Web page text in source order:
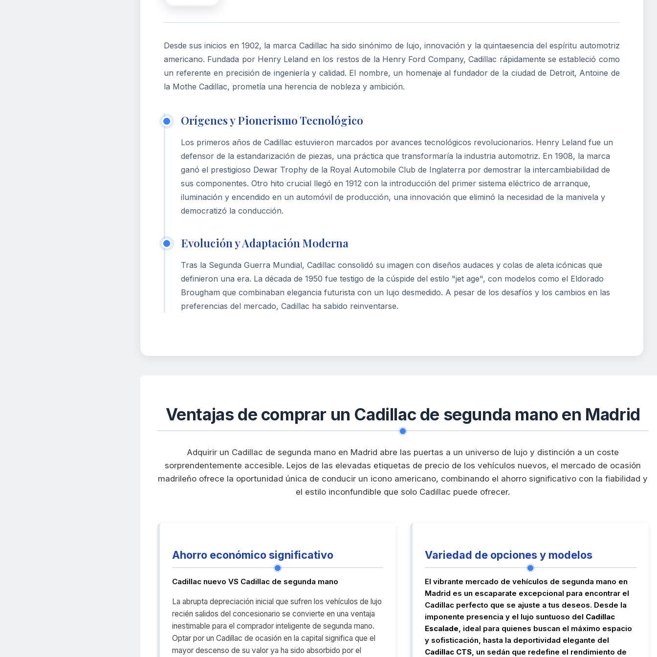
Desde sus inicios en 1902, la marca Cadillac ha sido sinónimo de lujo, innovación y la quintaesencia del espíritu automotriz
americano. Fundada por Henry Leland en los restos de la Henry Ford Company, Cadillac rápidamente se estableció como
un referente en precisión de ingeniería y calidad. El nombre, un homenaje al fundador de la ciudad de Detroit, Antoine de
la Mothe Cadillac, prometía una herencia de nobleza y ambición.
Orígenes y Pionerismo Tecnológico
Los primeros años de Cadillac estuvieron marcados por avances tecnológicos revolucionarios. Henry Leland fue un
defensor de la estandarización de piezas, una práctica que transformaría la industria automotriz. En 1908, la marca
ganó el prestigioso Dewar Trophy de la Royal Automobile Club de Inglaterra por demostrar la intercambiabilidad de
sus componentes. Otro hito crucial llegó en 1912 con la introducción del primer sistema eléctrico de arranque,
iluminación y encendido en un automóvil de producción, una innovación que eliminó la necesidad de la manivela y
democratizó la conducción.
Evolución y Adaptación Moderna
Tras la Segunda Guerra Mundial, Cadillac consolidó su imagen con diseños audaces y colas de aleta icónicas que
definieron una era. La década de 1950 fue testigo de la cúspide del estilo "jet age", con modelos como el Eldorado
Brougham que combinaban elegancia futurista con un lujo desmedido. A pesar de los desafíos y los cambios en las
preferencias del mercado, Cadillac ha sabido reinventarse.
Ventajas de comprar un Cadillac de segunda mano en Madrid
Adquirir un Cadillac de segunda mano en Madrid abre las puertas a un universo de lujo y distinción a un coste
sorprendentemente accesible. Lejos de las elevadas etiquetas de precio de los vehículos nuevos, el mercado de ocasión
madrileño ofrece la oportunidad única de conducir un icono americano, combinando el ahorro significativo con la fiabilidad y
el estilo inconfundible que solo Cadillac puede ofrecer.
Ahorro económico significativo
Cadillac nuevo VS Cadillac de segunda mano
La abrupta depreciación inicial que sufren los vehículos de lujo
recién salidos del concesionario se convierte en una ventaja
inestimable para el comprador inteligente de segunda mano.
Optar por un Cadillac de ocasión en la capital significa que el
mayor descenso de su valor ya ha sido absorbido por el
Variedad de opciones y modelos
El vibrante mercado de vehículos de segunda mano en
Madrid es un escaparate excepcional para encontrar el
Cadillac perfecto que se ajuste a tus deseos. Desde la
imponente presencia y el lujo suntuoso del Cadillac
Escalade , ideal para quienes buscan el máximo espacio
y sofisticación, hasta la deportividad elegante del
Cadillac CTS , un sedán que redefine el rendimiento de